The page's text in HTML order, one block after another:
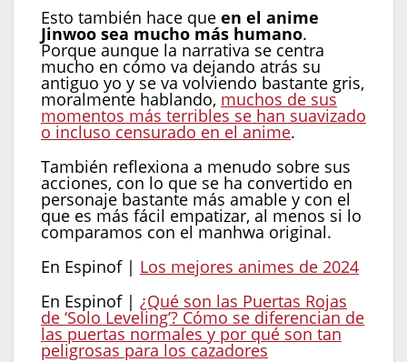
Esto también hace que en el anime
Jinwoo sea mucho más humano.
Porque aunque la narrativa se centra
mucho en cómo va dejando atrás su
antiguo yo y se va volviendo bastante gris,
moralmente hablando, muchos de sus
momentos más terribles se han suavizado
o incluso censurado en el anime.
También reflexiona a menudo sobre sus
acciones, con lo que se ha convertido en
personaje bastante más amable y con el
que es más fácil empatizar, al menos si lo
comparamos con el manhwa original.
En Espinof | Los mejores animes de 2024
En Espinof | ¿Qué son las Puertas Rojas
de ‘Solo Leveling’? Cómo se diferencian de
las puertas normales y por qué son tan
peligrosas para los cazadores